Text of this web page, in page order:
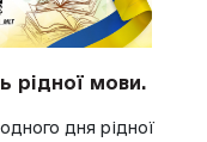
рідної мови.
дня рідної